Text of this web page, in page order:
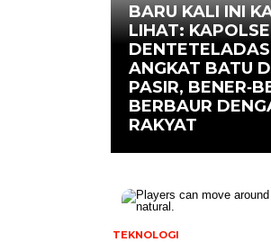
BARU KALI INI
LIHAT:
ANGKAT BATU
PASIR,
BERBAUR
RAKYAT
TEKNOLOGI